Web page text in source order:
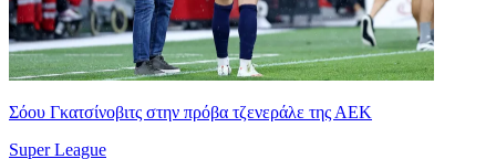
Σόου Γκατσίνοβιτς στην πρόβα τζενεράλε της ΑΕΚ
Super League